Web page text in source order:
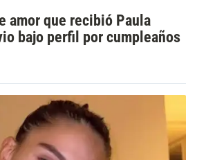
amor que recibió Paula
bajo perfil por cumpleaños